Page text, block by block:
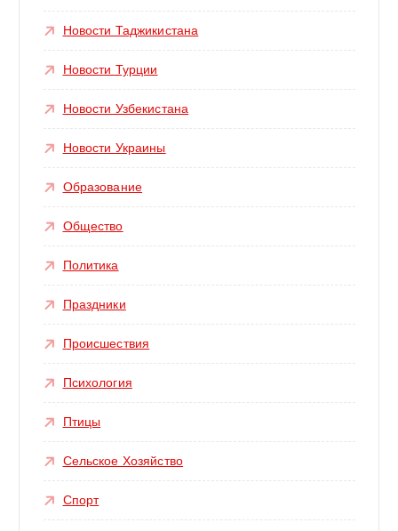
Новости Таджикистана
Новости Турции
Новости Узбекистана
Новости Украины
Образование
Общество
Политика
Праздники
Происшествия
Психология
Птицы
Сельское Хозяйство
Спорт